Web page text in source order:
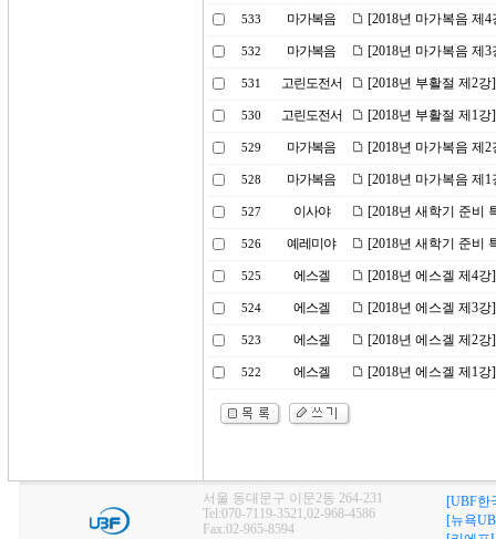
533 마가복음 [2018년 마가복음 제
532 마가복음 [2018년 마가복음 제
531 고린도전서 [2018년 부활절 제2
530 고린도전서 [2018년 부활절 제1
529 마가복음 [2018년 마가복음 제
528 마가복음 [2018년 마가복음 제
527 이사야 [2018년 새학기 준비
526 예레미야 [2018년 새학기 준비
525 에스겔 [2018년 에스겔 제4
524 에스겔 [2018년 에스겔 제3
523 에스겔 [2018년 에스겔 제2
522 에스겔 [2018년 에스겔 제1
서울 동대문구 이문2동 264-231
Tel:070-7119-3521,02-968-4586
Fax:02-965-8594
[UBF한
[뉴욕